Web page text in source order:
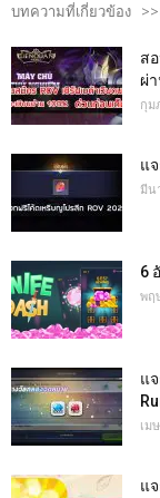
บทความที่เกี่ยวข้อง
ส
ผ่
กุม
แ
มีน
6
พฤ
แ
เม
แ